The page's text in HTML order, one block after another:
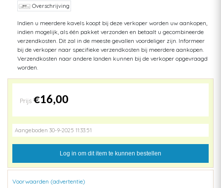
Dit geldt ook voor Frankrijk. Denk daarbij goed aan het verschil in
Overschrijving
Indien u meerdere kavels koopt bij deze verkoper worden uw aankopen,
indien mogelijk, als één pakket verzonden en betaalt u gecombineerde
verzendkosten. Dit zal in de meeste gevallen voordeliger zijn. Informeer
bij de verkoper naar specifieke verzendkosten bij meerdere aankopen.
Verzendkosten naar andere landen kunnen bij de verkoper opgevraagd
worden.
Prijs €16,00
Aangeboden 30-9-2025 11:33:51
Log in om dit item te kunnen bestellen
Voorwaarden (advertentie)